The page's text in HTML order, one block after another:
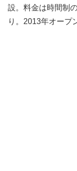
設。料金は時間制
り。2013年オープ